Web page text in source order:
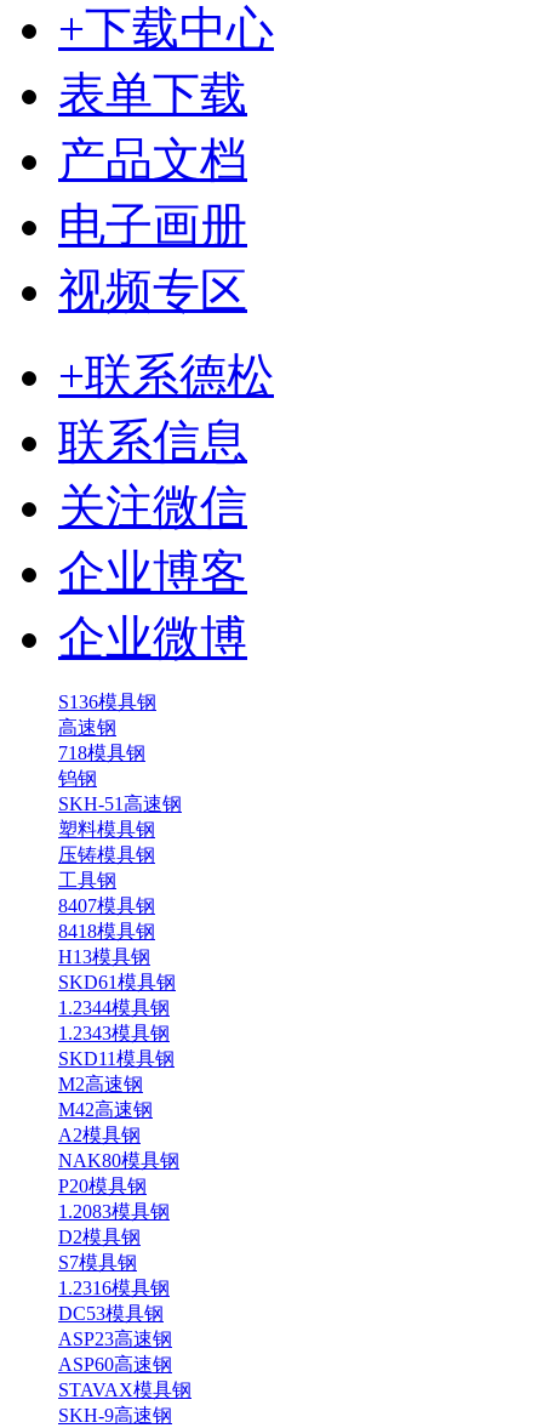
+下载中心
表单下载
产品文档
电子画册
视频专区
+联系德松
联系信息
关注微信
企业博客
企业微博
S136模具钢
高速钢
718模具钢
钨钢
SKH-51高速钢
塑料模具钢
压铸模具钢
工具钢
8407模具钢
8418模具钢
H13模具钢
SKD61模具钢
1.2344模具钢
1.2343模具钢
SKD11模具钢
M2高速钢
M42高速钢
A2模具钢
NAK80模具钢
P20模具钢
1.2083模具钢
D2模具钢
S7模具钢
1.2316模具钢
DC53模具钢
ASP23高速钢
ASP60高速钢
STAVAX模具钢
SKH-9高速钢